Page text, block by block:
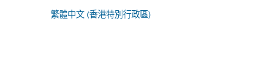
繁體中文 (香港特別行政區)